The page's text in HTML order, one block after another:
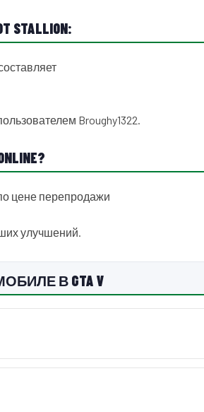
Broughy1322.
цене перепродажи
улучшений.
В GTA V